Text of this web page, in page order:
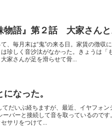
物語』第２話 大家さん
、毎月末は“鬼”の来る日。家賃の徴収
珍しく音沙汰がなかった。きょうは
家さんが足を滑らせて骨...
なった。
だいぶ経ちますが、最近、イヤフォ
ーバーと接続して音を取っているので
サリをつけて...